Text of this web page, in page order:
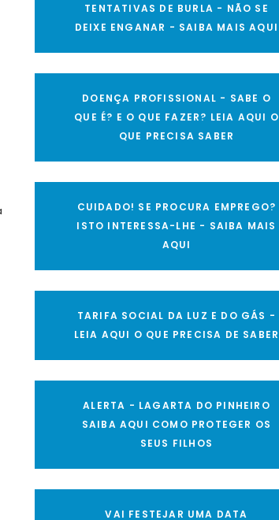
TENTATIVAS DE BURLA - NÃO SE
DEIXE ENGANAR - SAIBA MAIS AQUI
DOENÇA PROFISSIONAL - SABE O
QUE É? E O QUE FAZER? LEIA AQUI O
QUE PRECISA SABER
CUIDADO! SE PROCURA EMPREGO?
ISTO INTERESSA-LHE - SAIBA MAIS
AQUI
TARIFA SOCIAL DA LUZ E DO GÁS -
LEIA AQUI O QUE PRECISA DE SABER
ALERTA - LAGARTA DO PINHEIRO
SAIBA AQUI COMO PROTEGER OS
SEUS FILHOS
VAI FESTEJAR UMA DATA